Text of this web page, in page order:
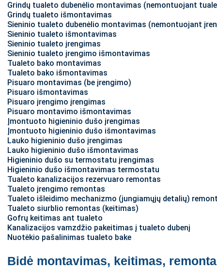
Grindų tualeto dubenėlio montavimas (nemontuojant
Grindų tualeto išmontavimas
Sieninio tualeto dubenėlio montavimas (nemontuojant
Sieninio tualeto išmontavimas
Sieninio tualeto įrengimas
Sieninio tualeto įrengimo išmontavimas
Tualeto bako montavimas
Tualeto bako išmontavimas
Pisuaro montavimas (be įrengimo)
Pisuaro išmontavimas
Pisuaro įrengimo įrengimas
Pisuaro montavimo išmontavimas
Įmontuoto higieninio dušo įrengimas
Įmontuoto higieninio dušo išmontavimas
Lauko higieninio dušo įrengimas
Lauko higieninio dušo išmontavimas
Higieninio dušo su termostatu įrengimas
Higieninio dušo išmontavimas termostatu
Tualeto kanalizacijos rezervuaro remontas
Tualeto įrengimo remontas
Tualeto išleidimo mechanizmo (jungiamųjų detalių)
Tualeto siurblio remontas (keitimas)
Gofrų keitimas ant tualeto
Kanalizacijos vamzdžio pakeitimas į tualeto dubenį
Nuotėkio pašalinimas tualeto bake
Bidė montavimas, keitimas,